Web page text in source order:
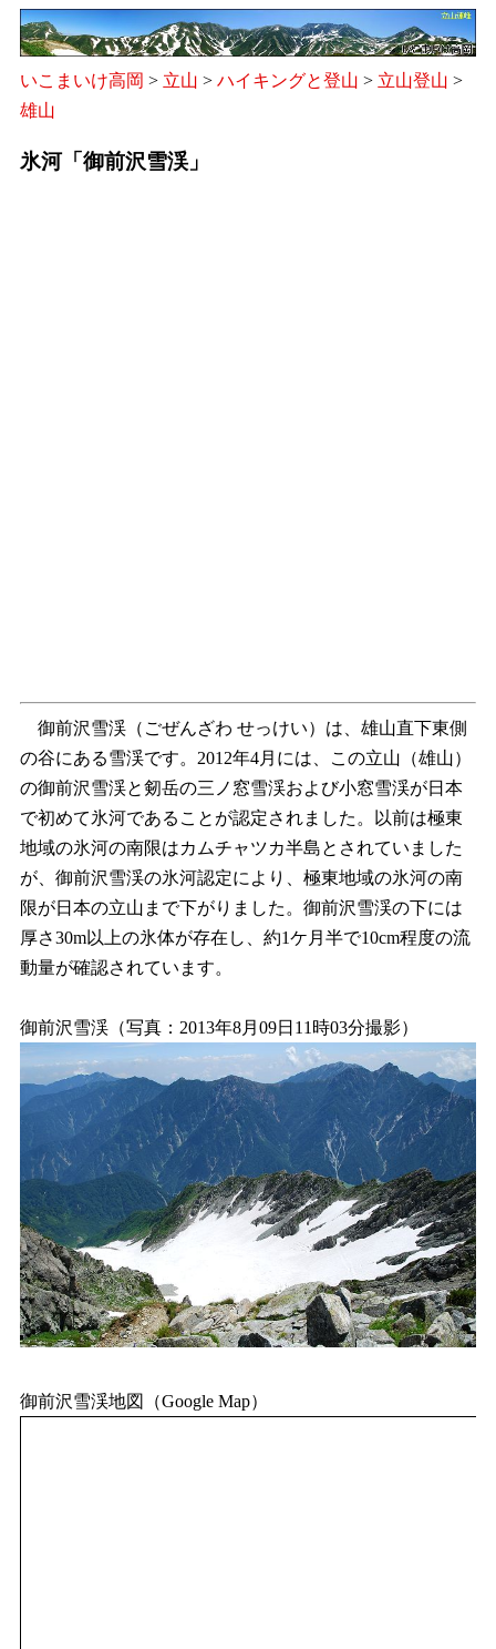
いこまいけ高岡 > 立山 > ハイキングと登山 > 立山登山 >
雄山
氷河「御前沢雪渓」
御前沢雪渓（ごぜんざわ せっけい）は、雄山直下東側
の谷にある雪渓です。2012年4月には、この立山（雄山）
の御前沢雪渓と剱岳の三ノ窓雪渓および小窓雪渓が日本
で初めて氷河であることが認定されました。以前は極東
地域の氷河の南限はカムチャツカ半島とされていました
が、御前沢雪渓の氷河認定により、極東地域の氷河の南
限が日本の立山まで下がりました。御前沢雪渓の下には
厚さ30m以上の氷体が存在し、約1ケ月半で10cm程度の流
動量が確認されています。
御前沢雪渓（写真：2013年8月09日11時03分撮影）
御前沢雪渓地図（Google Map）